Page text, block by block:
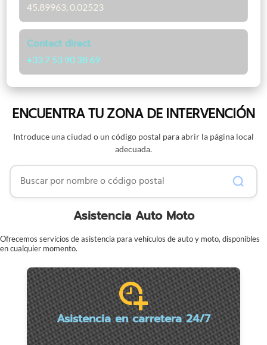
45.89963, 0.02523
Contact direct
+33 7 53 90 38 69
ENCUENTRA TU ZONA DE INTERVENCIÓN
Introduce una ciudad o un código postal para abrir la página local
adecuada.
Buscar por nombre o código postal
Asistencia Auto Moto
Ofrecemos servicios de asistencia para vehículos de auto y moto, disponibles
en cualquier momento.
Asistencia en carretera 24/7